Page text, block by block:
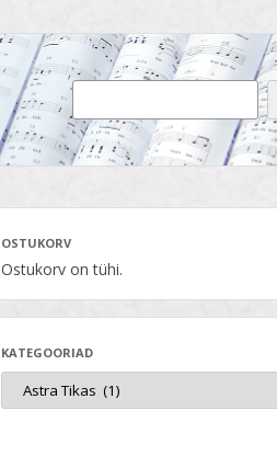
OSTUKORV
Ostukorv on tühi.
KATEGOORIAD